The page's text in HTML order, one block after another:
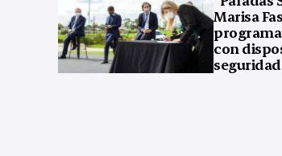
Marisa
con
seguridad